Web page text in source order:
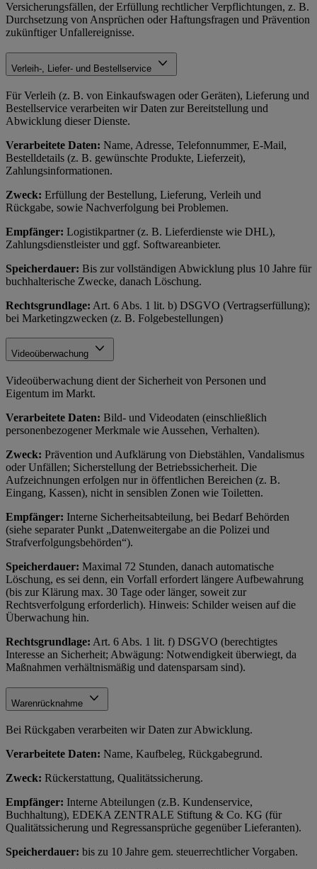
Versicherungsfällen, der Erfüllung rechtlicher Verpflichtungen, z. B.
Durchsetzung von Ansprüchen oder Haftungsfragen und Prävention
zukünftiger Unfallereignisse.
Verleih-, Liefer- und Bestellservice
Für Verleih (z. B. von Einkaufswagen oder Geräten), Lieferung und
Bestellservice verarbeiten wir Daten zur Bereitstellung und
Abwicklung dieser Dienste.
Verarbeitete Daten: Name, Adresse, Telefonnummer, E-Mail,
Bestelldetails (z. B. gewünschte Produkte, Lieferzeit),
Zahlungsinformationen.
Zweck: Erfüllung der Bestellung, Lieferung, Verleih und
Rückgabe, sowie Nachverfolgung bei Problemen.
Empfänger: Logistikpartner (z. B. Lieferdienste wie DHL),
Zahlungsdienstleister und ggf. Softwareanbieter.
Speicherdauer: Bis zur vollständigen Abwicklung plus 10 Jahre für
buchhalterische Zwecke, danach Löschung.
Rechtsgrundlage: Art. 6 Abs. 1 lit. b) DSGVO (Vertragserfüllung);
bei Marketingzwecken (z. B. Folgebestellungen)
Videoüberwachung
Videoüberwachung dient der Sicherheit von Personen und
Eigentum im Markt.
Verarbeitete Daten: Bild- und Videodaten (einschließlich
personenbezogener Merkmale wie Aussehen, Verhalten).
Zweck: Prävention und Aufklärung von Diebstählen, Vandalismus
oder Unfällen; Sicherstellung der Betriebssicherheit. Die
Aufzeichnungen erfolgen nur in öffentlichen Bereichen (z. B.
Eingang, Kassen), nicht in sensiblen Zonen wie Toiletten.
Empfänger: Interne Sicherheitsabteilung, bei Bedarf Behörden
(siehe separater Punkt „Datenweitergabe an die Polizei und
Strafverfolgungsbehörden“).
Speicherdauer: Maximal 72 Stunden, danach automatische
Löschung, es sei denn, ein Vorfall erfordert längere Aufbewahrung
(bis zur Klärung max. 30 Tage oder länger, soweit zur
Rechtsverfolgung erforderlich). Hinweis: Schilder weisen auf die
Überwachung hin.
Rechtsgrundlage: Art. 6 Abs. 1 lit. f) DSGVO (berechtigtes
Interesse an Sicherheit; Abwägung: Notwendigkeit überwiegt, da
Maßnahmen verhältnismäßig und datensparsam sind).
Warenrücknahme
Bei Rückgaben verarbeiten wir Daten zur Abwicklung.
Verarbeitete Daten: Name, Kaufbeleg, Rückgabegrund.
Zweck: Rückerstattung, Qualitätssicherung.
Empfänger: Interne Abteilungen (z.B. Kundenservice,
Buchhaltung), EDEKA ZENTRALE Stiftung & Co. KG (für
Qualitätssicherung und Regressansprüche gegenüber Lieferanten).
Speicherdauer: bis zu 10 Jahre gem. steuerrechtlicher Vorgaben.